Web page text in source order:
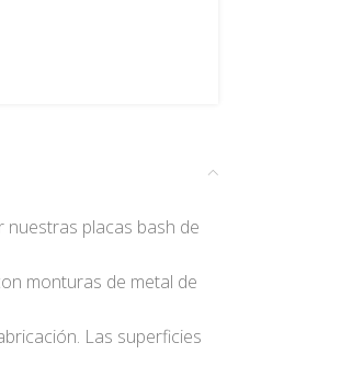
placas bash de
monturas de metal de
Las superficies